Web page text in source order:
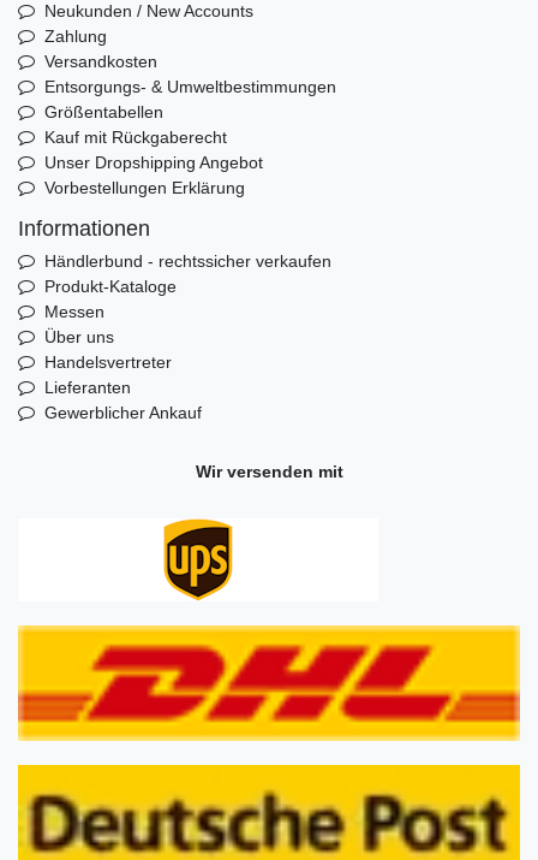
Neukunden / New Accounts
Zahlung
Versandkosten
Entsorgungs- & Umweltbestimmungen
Größentabellen
Kauf mit Rückgaberecht
Unser Dropshipping Angebot
Vorbestellungen Erklärung
Informationen
Händlerbund - rechtssicher verkaufen
Produkt-Kataloge
Messen
Über uns
Handelsvertreter
Lieferanten
Gewerblicher Ankauf
Wir versenden mit